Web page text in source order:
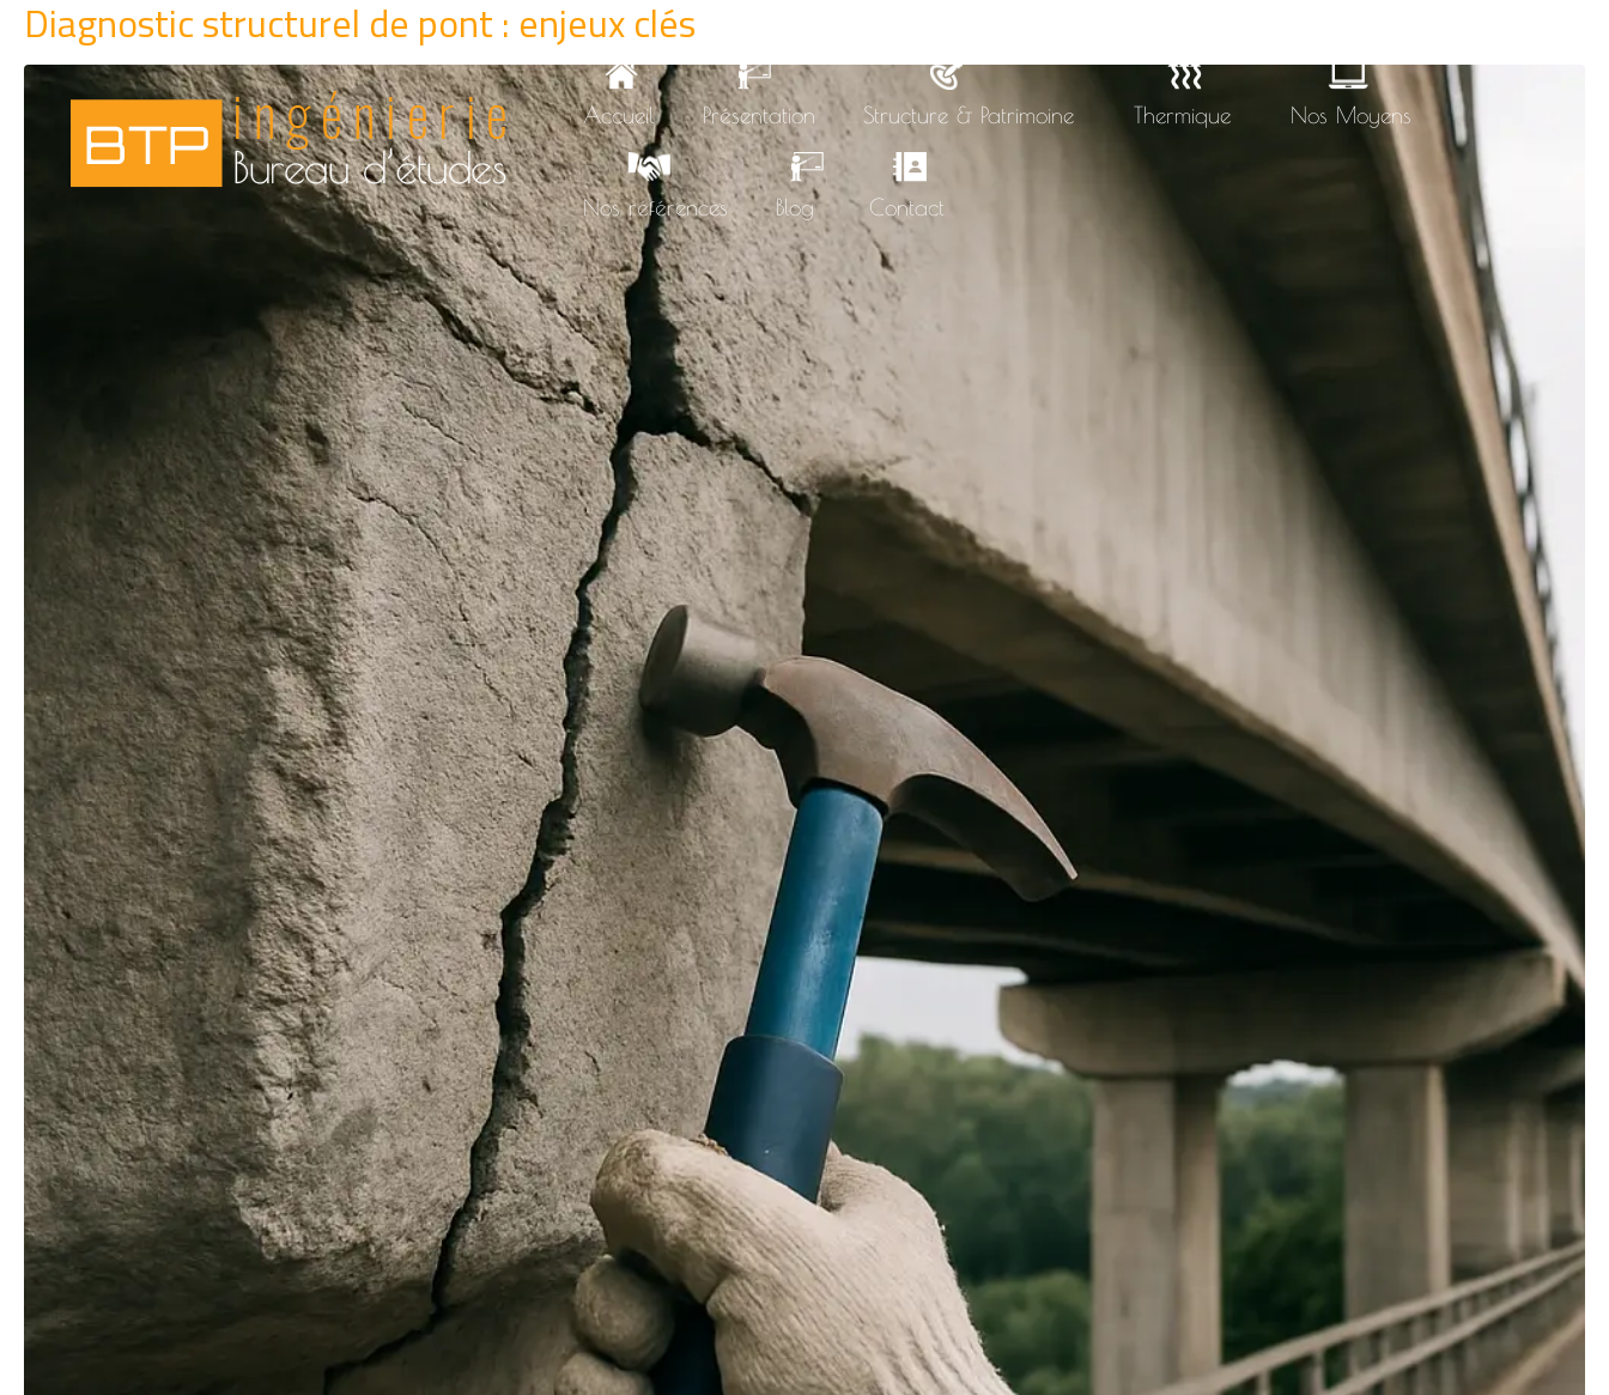
Accueil Présentation Structure & Patrimoine Thermique Nos Moyens
Nos références Blog Contact
Diagnostic structurel de pont : enjeux clés